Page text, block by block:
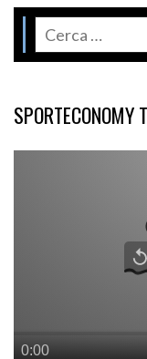
SPORTECONOMY